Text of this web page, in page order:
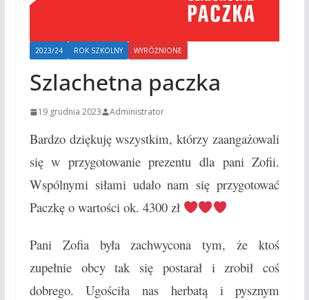
2023/24 ROK SZKOLNY WYRÓŻNIONE
Szlachetna paczka
19 grudnia 2023 Administrator
Bardzo dziękuję wszystkim, którzy zaangażowali
się w przygotowanie prezentu dla pani Zofii.
Wspólnymi siłami udało nam się przygotować
Paczkę o wartości ok. 4300 zł
Pani Zofia była zachwycona tym, że ktoś
zupełnie obcy tak się postarał i zrobił coś
dobrego. Ugościła nas herbatą i pysznym